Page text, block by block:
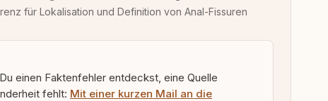
für Lokalisation und Definition von Anal-Fissuren
einen Faktenfehler entdeckst, eine Quelle
fehlt: Mit einer kurzen Mail an die